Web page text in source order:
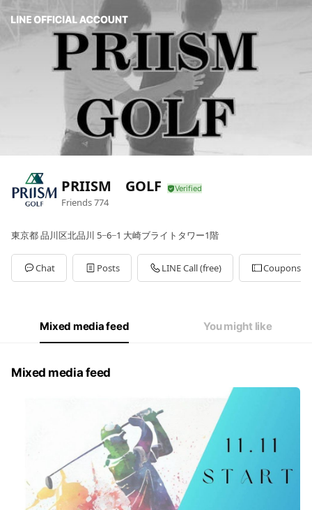
PRIISM GOLF
Friends774
東京都 品川区北品川 5−6−1 大崎ブライトタワー1階
Chat Posts LINE Call (free) Coupons
Mixed media feed You might like
Mixed media feed